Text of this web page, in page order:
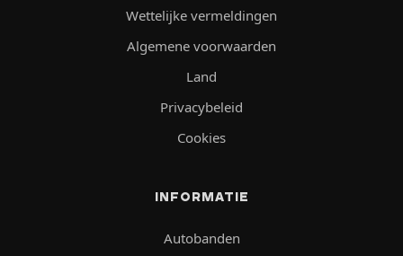
Wettelijke vermeldingen
Algemene voorwaarden
Land
Privacybeleid
Cookies
INFORMATIE
Autobanden